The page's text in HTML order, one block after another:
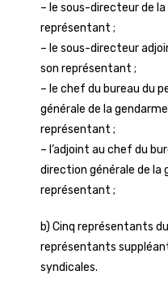
– le sous-directeur de
représentant ;
– le sous-directeur
son représentant ;
– le chef du bureau du
générale de la
représentant ;
– l’adjoint au chef du
direction générale de la
représentant ;
b) Cinq représentants
représentants
syndicales.